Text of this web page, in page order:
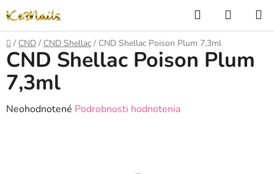
na
obsah
Hľadať
KOŠÍK
Domov
/ CND / CND Shellac / CND Shellac Poison Plum 7,3ml
CND Shellac Poison Plum
7,3ml
Priemerné
Neohodnotené Podrobnosti hodnotenia